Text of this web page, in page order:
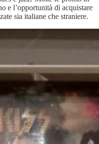
e l’opportunità di acquistare
sia italiane che straniere.